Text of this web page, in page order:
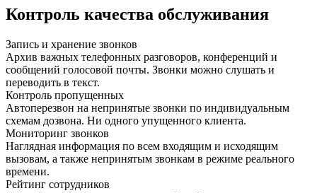
Контроль качества обслуживания
Запись и хранение звонков
Архив важных телефонных разговоров, конференций и
сообщений голосовой почты. Звонки можно слушать и
переводить в текст.
Контроль пропущенных
Автоперезвон на непринятые звонки по индивидуальным
схемам дозвона. Ни одного упущенного клиента.
Мониторинг звонков
Наглядная информация по всем входящим и исходящим
вызовам, а также непринятым звонкам в режиме реального
времени.
Рейтинг сотрудников